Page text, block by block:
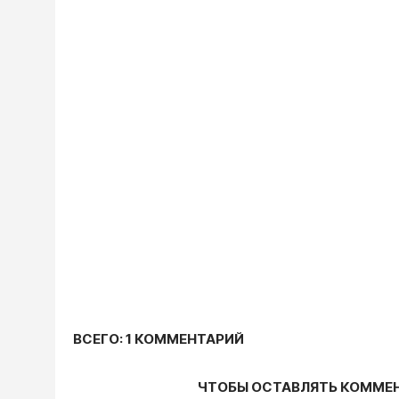
ВСЕГО: 1 КОММЕНТАРИЙ
ЧТОБЫ ОСТАВЛЯТЬ